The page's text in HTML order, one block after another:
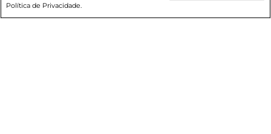
Política de Privacidade.